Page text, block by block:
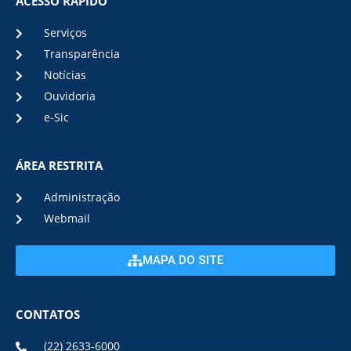
Serviços
Transparência
Notícias
Ouvidoria
e-Sic
ÁREA RESTRITA
Administração
Webmail
MAPA DO SITE
CONTATOS
(22) 2633-6000